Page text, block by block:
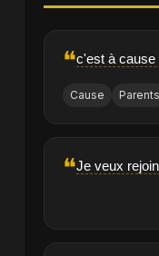
❝c'est à cause
Cause Parents
❝Je veux